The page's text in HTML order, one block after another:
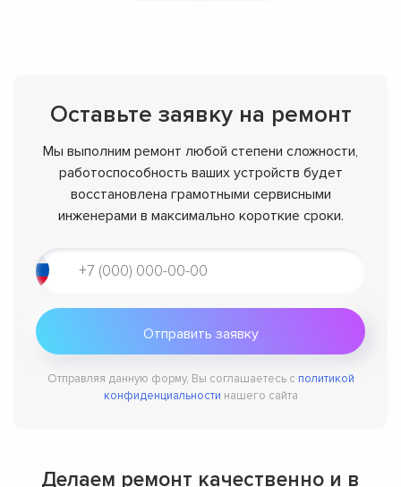
Оставьте заявку на ремонт
Мы выполним ремонт любой степени сложности,
работоспособность ваших устройств будет
восстановлена грамотными сервисными
инженерами в максимально короткие сроки.
Отправляя данную форму, Вы соглашаетесь с политикой
конфиденциальности нашего сайта
Делаем ремонт качественно и в